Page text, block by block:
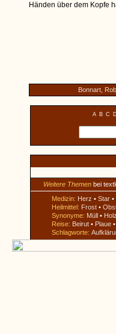
Händen über dem Kopfe
Bonnart,
A B C D
Weitere Themen bei
Medizin: Herz • Star •
Heilmittel: Frost •
Synonyme: Müll • Holz
Reise: Beirut • Plaue •
Schlagworte: